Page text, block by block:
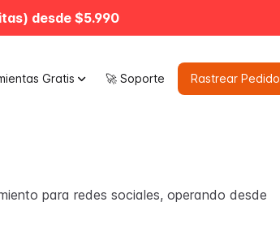
desde $5.990
Gratis 🚀 Soporte Rastrear Pedido
para redes sociales, operando desde